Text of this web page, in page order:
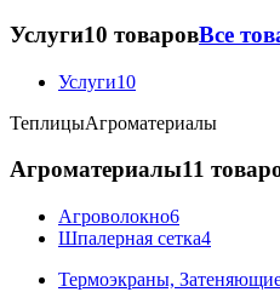
Услуги10 товаровВсе
Услуги10
ТеплицыАгроматериалы
Агроматериалы11
Агроволокно6
Шпалерная сетка4
Термоэкраны,